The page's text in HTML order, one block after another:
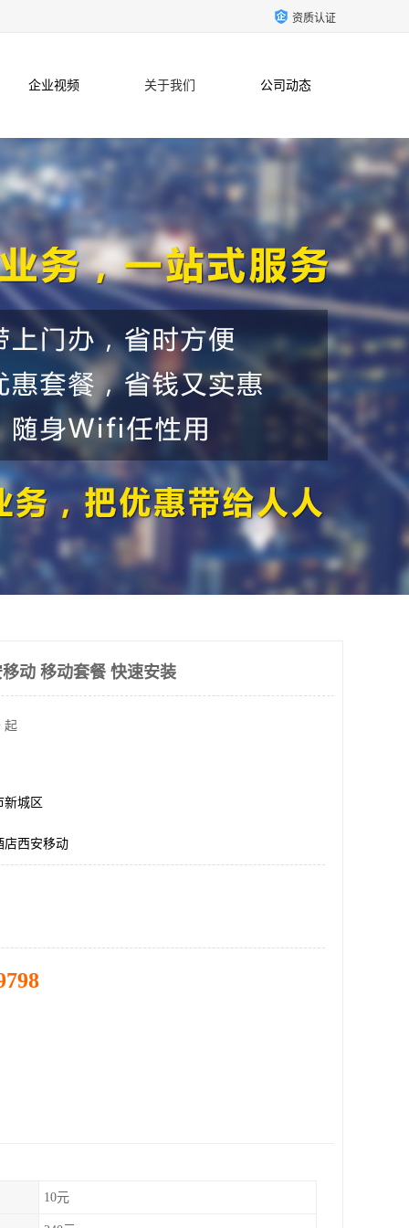
资质认证
企业视频 关于我们 公司动态
联系方式
动 移动套餐 快速安装
起
新城区
店西安移动
10元